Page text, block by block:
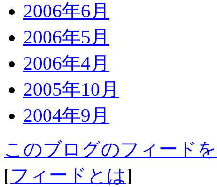
2006年6月
2006年5月
2006年4月
2005年10月
2004年9月
このブログのフィード
[フィードとは]